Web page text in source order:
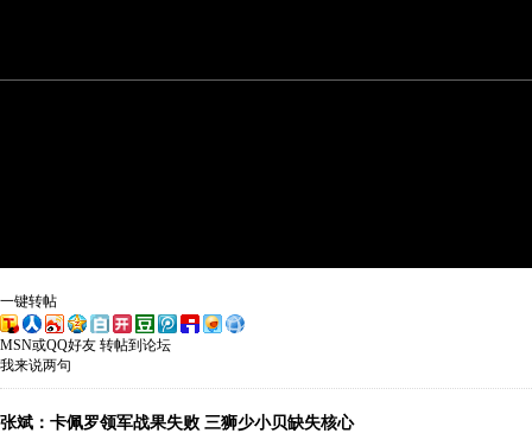
一键转帖
MSN或QQ好友 转帖到论坛
我来说两句
张斌：卡佩罗领军战果失败 三狮少小贝缺失核心